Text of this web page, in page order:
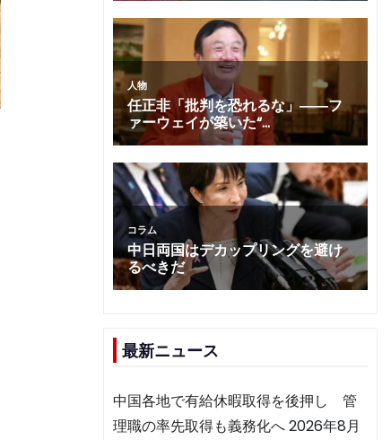
最新ニュース
中国各地で有給休暇取得を後押し 管
理職の率先取得も義務化へ2026年8月